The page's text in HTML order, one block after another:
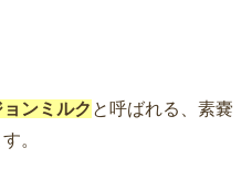
ョンミルク と呼ばれる、素嚢
。